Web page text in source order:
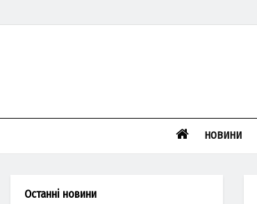
НОВИНИ
Останні новини